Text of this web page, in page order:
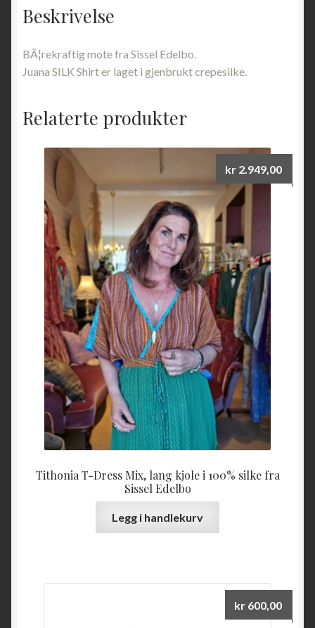
Beskrivelse
BÃ¦rekraftig mote fra Sissel Edelbo.
Juana SILK Shirt er laget i gjenbrukt crepesilke.
Relaterte produkter
Tithonia T-Dress Mix, lang kjole i 100% silke fra
Sissel Edelbo
kr 2.949,00
Legg i handlekurv
kr 600,00